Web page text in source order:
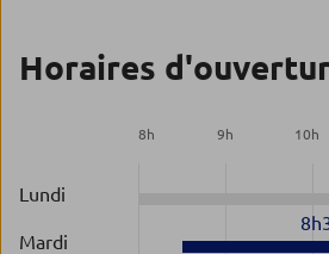
Horaires
8h 9h 10h
Lundi
Mardi